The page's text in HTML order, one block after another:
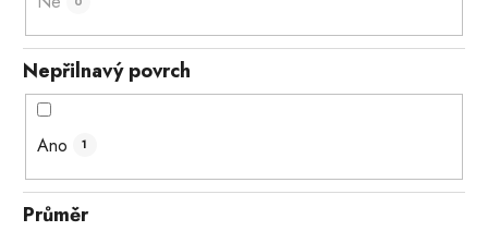
Nepřilnavý povrch
Ano 1
Průměr